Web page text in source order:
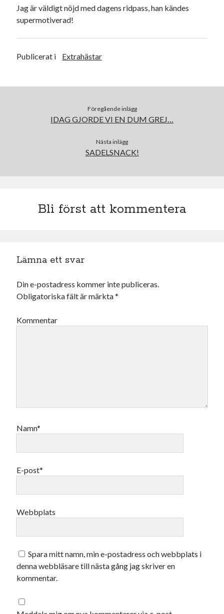
Jag är väldigt nöjd med dagens ridpass, han kändes
supermotiverad!
Publicerat i Extrahästar
Föregående inlägg
IDAG GJORDE VI EN DUM GREJ…
Nästa inlägg
SADELSNACK!
Bli först att kommentera
Lämna ett svar
Din e-postadress kommer inte publiceras.
Obligatoriska fält är märkta*
Kommentar
Namn*
E-post*
Webbplats
Spara mitt namn, min e-postadress och webbplats i
denna webbläsare till nästa gång jag skriver en
kommentar.